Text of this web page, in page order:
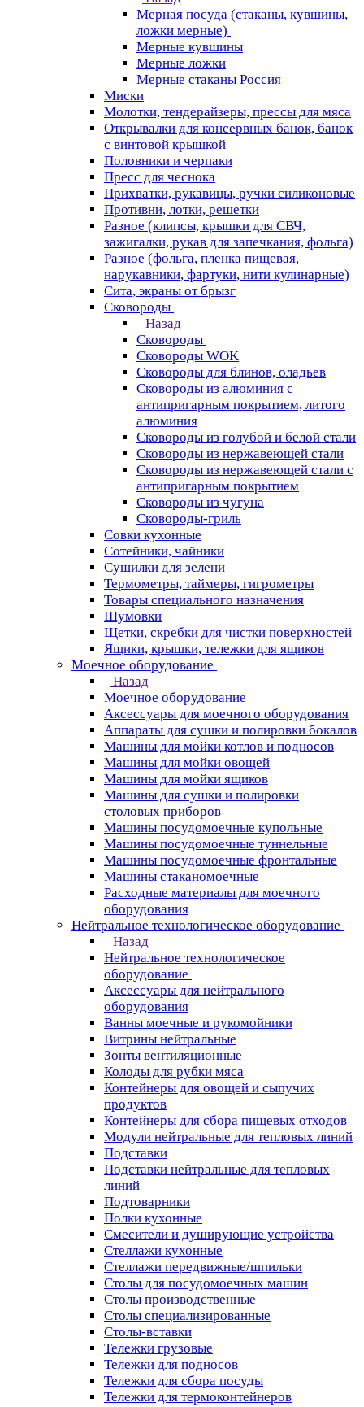
Мерная посуда (стаканы, кувшины,
ложки мерные)
Мерные кувшины
Мерные ложки
Мерные стаканы Россия
Миски
Молотки, тендерайзеры, прессы для мяса
Открывалки для консервных банок, банок
с винтовой крышкой
Половники и черпаки
Пресс для чеснока
Прихватки, рукавицы, ручки силиконовые
Противни, лотки, решетки
Разное (клипсы, крышки для СВЧ,
зажигалки, рукав для запечкания, фольга)
Разное (фольга, пленка пищевая,
нарукавники, фартуки, нити кулинарные)
Сита, экраны от брызг
Сковороды
Назад
Сковороды
Сковороды WOK
Сковороды для блинов, оладьев
Сковороды из алюминия с
антипригарным покрытием, литого
алюминия
Сковороды из голубой и белой стали
Сковороды из нержавеющей стали
Сковороды из нержавеющей стали с
антипригарным покрытием
Сковороды из чугуна
Сковороды-гриль
Совки кухонные
Сотейники, чайники
Сушилки для зелени
Термометры, таймеры, гигрометры
Товары специального назначения
Шумовки
Щетки, скребки для чистки поверхностей
Ящики, крышки, тележки для ящиков
Моечное оборудование
Назад
Моечное оборудование
Аксессуары для моечного оборудования
Аппараты для сушки и полировки бокалов
Машины для мойки котлов и подносов
Машины для мойки овощей
Машины для мойки ящиков
Машины для сушки и полировки
столовых приборов
Машины посудомоечные купольные
Машины посудомоечные туннельные
Машины посудомоечные фронтальные
Машины стаканомоечные
Расходные материалы для моечного
оборудования
Нейтральное технологическое оборудование
Назад
Нейтральное технологическое
оборудование
Аксессуары для нейтрального
оборудования
Ванны моечные и рукомойники
Витрины нейтральные
Зонты вентиляционные
Колоды для рубки мяса
Контейнеры для овощей и сыпучих
продуктов
Контейнеры для сбора пищевых отходов
Модули нейтральные для тепловых линий
Подставки
Подставки нейтральные для тепловых
линий
Подтоварники
Полки кухонные
Смесители и душирующие устройства
Стеллажи кухонные
Стеллажи передвижные/шпильки
Столы для посудомоечных машин
Столы производственные
Столы специализированные
Столы-вставки
Тележки грузовые
Тележки для подносов
Тележки для сбора посуды
Тележки для термоконтейнеров